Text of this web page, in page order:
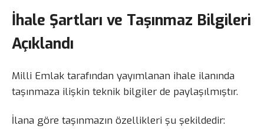
İhale Şartları ve Taşınmaz Bilgileri
Açıklandı
Milli Emlak tarafından yayımlanan ihale ilanında
taşınmaza ilişkin teknik bilgiler de paylaşılmıştır.
İlana göre taşınmazın özellikleri şu şekildedir: